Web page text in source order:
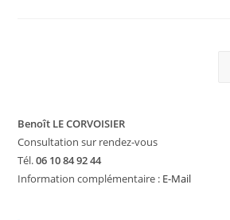
Benoît LE CORVOISIER
Consultation sur rendez-vous
Tél.06 10 84 92 44
Information complémentaire : E-Mail